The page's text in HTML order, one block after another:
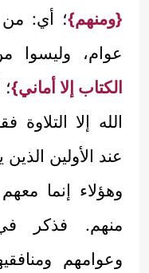
{ومنهم}؛ أي: من
عوام، وليسوا
الكتاب إلا أماني}
الله إلا
عند الأولين
وهؤلاء إنما
منهم. فذكر
وعوامهم